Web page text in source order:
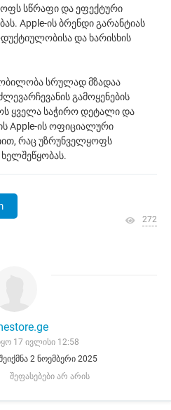
სწრაფი და ეფექტური
Apple-ის ბრენდი გარანტიას
და ხარისხის
სრულად მზადაა
გამოყენების
ყველა საჭირო დეტალი და
Apple-ის ოფიციალური
რაც უზრუნველყოფს
ხელშეწყობას.
272
17 ივლისი 12:58
2 ნოემბერი 2025
შეფასებები არ არის